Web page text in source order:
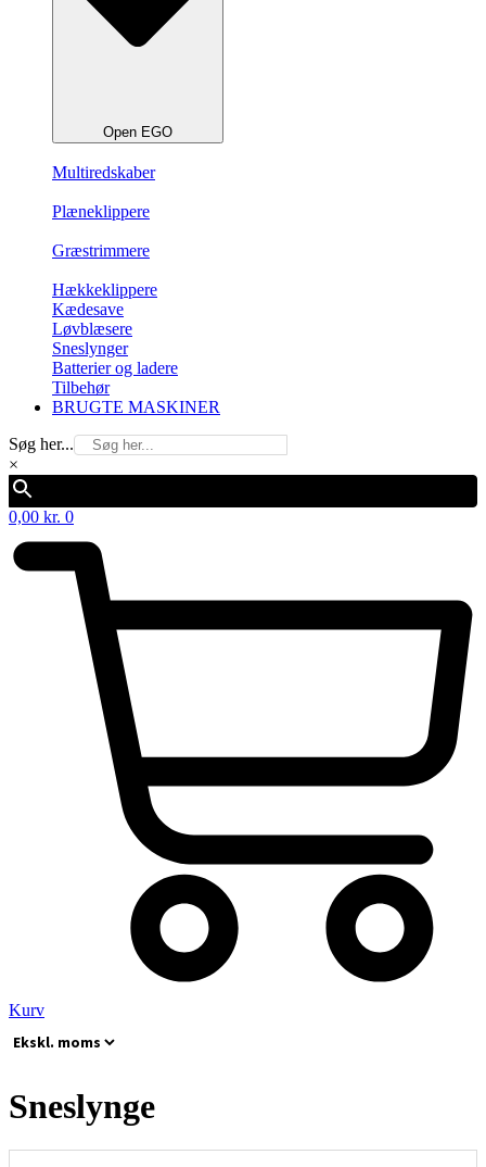
Open EGO
Multiredskaber
Plæneklippere
Græstrimmere
Hækkeklippere
Kædesave
Løvblæsere
Sneslynger
Batterier og ladere
Tilbehør
BRUGTE MASKINER
Søg her...
×
0,00 kr. 0
Kurv
Sneslynge